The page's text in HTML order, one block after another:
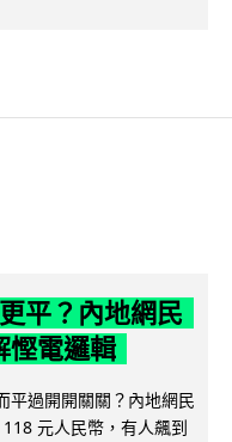
平？內地網民
慳電邏輯
平過開開關關？內地網民
元人民幣，有人飆到